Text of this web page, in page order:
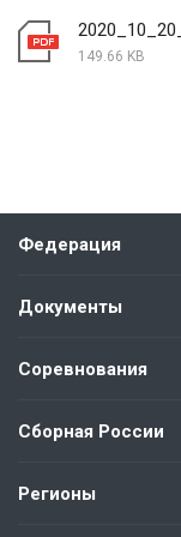
149.66 KB
Федерация
Документы
Соревнования
Сборная России
Регионы